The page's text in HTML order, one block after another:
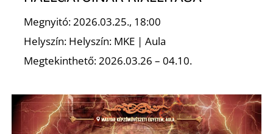
Megnyitó: 2026.03.25., 18:00
Helyszín: Helyszín: MKE | Aula
Megtekinthető: 2026.03.26 – 04.10.